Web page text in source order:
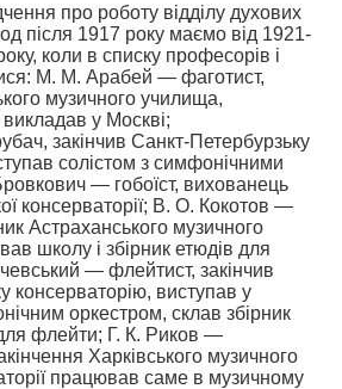
про роботу відділу духових
після 1917 року маємо від 1921-
коли в списку професорів і
М. М. Арабей — фаготист,
музичного училища,
у Москві;
закінчив Санкт-Петербурзьку
солістом з симфонічними
— гобоїст, вихованець
консерваторії; В. О. Кокотов —
Астраханського музичного
школу і збірник етюдів для
— флейтист, закінчив
консерваторію, виступав у
оркестром, склав збірник
флейти; Г. К. Риков —
Харківського музичного
працював саме в музичному